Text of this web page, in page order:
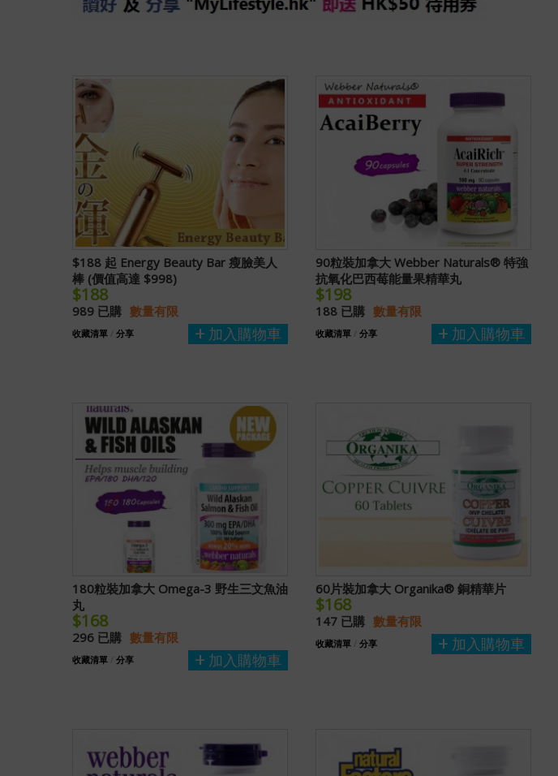
$188 起 Energy Beauty Bar 瘦臉美人
棒 (價值高達 $998)
$188
989 已購 數量有限
加入購物車
收藏清單 / 分享
90粒裝加拿大 Webber Naturals® 特強
抗氧化巴西莓能量果精華丸
$198
188 已購 數量有限
加入購物車
收藏清單 / 分享
180粒裝加拿大 Omega-3 野生三文魚油
丸
$168
296 已購 數量有限
加入購物車
收藏清單 / 分享
60片裝加拿大 Organika® 銅精華片
$168
147 已購 數量有限
加入購物車
收藏清單 / 分享